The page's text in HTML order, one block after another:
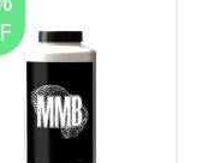
OFF